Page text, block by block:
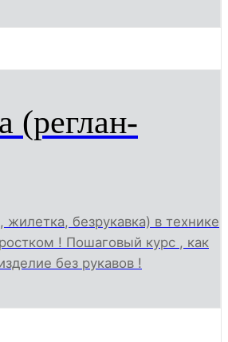
(реглан-
безрукавка) в технике
! Пошаговый курс , как
без рукавов !